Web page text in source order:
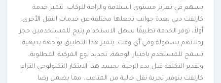
يسهم في تعزيز مستوى السلامة والراحة للركاب. تتميز خدمة
كارلفت دبي بعدة جوانب تجعلها مختلفة عن خدمات النقل الأخرى.
أولاً، توفر الخدمة تطبيقًا سهل الاستخدام يتيح للمستخدمين حجز
رحلاتهم بسهولة وفي أي وقت. يتميز هذا التطبيق بواجهة بديهية
تسمح للمستخدم باختيار الوجهة، تحديد نوع المركبة المطلوبة،
وتقدير التكلفة قبل بدء الرحلة. يجسد هذا الابتكار التكنولوجي التزام
كارلفت بتوفير تجربة نقل خالية من المتاعب، مما يضمن رضا